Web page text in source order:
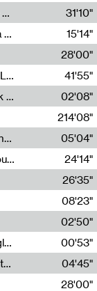
Sous le paysage - Habiter les éléments #2 : Vers le tournant élémentaire
31'10"
Impossible de savoir combien de temps m'a échappé
15'14"
28'00"
Sous le paysage - Habiter les éléments #1 : Les éléments et les débordements du vivant
41'55"
Simb Gaïdé ou la danse du faux lion (Pierrick Mouton)
02'08"
214'08"
Non à l'émigration Clandestine - Rukku Djinne Squad (Eden Tinto Collins)
05'04"
Mama Counda, l'esprit du puits - Pierrick Mouton
24'14"
26'35"
08'23"
02'50"
Dans la nuit les nuages - Théo Robine-Langlois
00'53"
Bathi Diabaye - Tambacounda (Pierrick Mouton)
04'45"
28'00"